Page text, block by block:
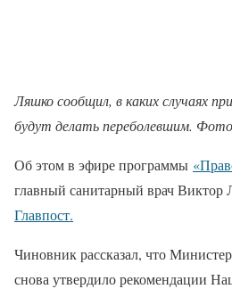
Ляшко сообщил, в каких случаях
будут делать переболевшим.
Об этом в эфире программы
главный санитарный врач Виктор
Главпост.
Чиновник рассказал, что
снова утвердило рекомендации